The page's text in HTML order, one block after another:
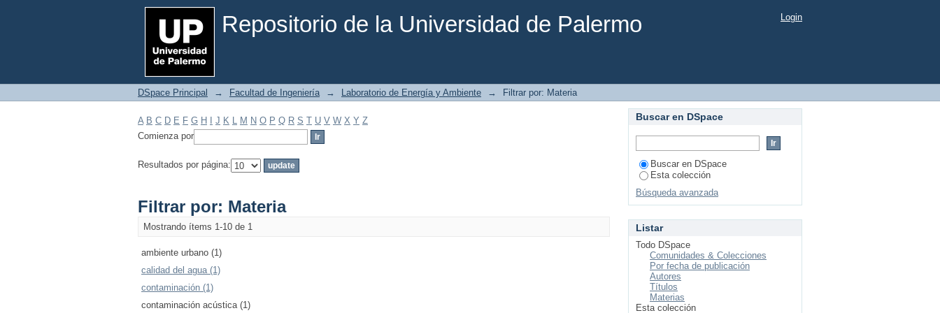
Repositorio de la Universidad de Palermo
Filtrar por: Materia Login
DSpace Principal → Facultad de Ingeniería → Laboratorio de Energía y Ambiente → Filtrar por: Materia
A B C D E F G H J K L M N O P Q R S T U V W X Y Z
Comienza por
Resultados por página:
Filtrar por: Materia
Mostrando ítems 1-10 de 1
ambiente urbano (1)
calidad del agua (1)
contaminación (1)
contaminación acústica (1)
Buscar en DSpace
Buscar en DSpace
Esta colección
Búsqueda avanzada
Listar
Todo DSpace
Comunidades & Colecciones
Por fecha de publicación
Autores
Títulos
Materias
Esta colección